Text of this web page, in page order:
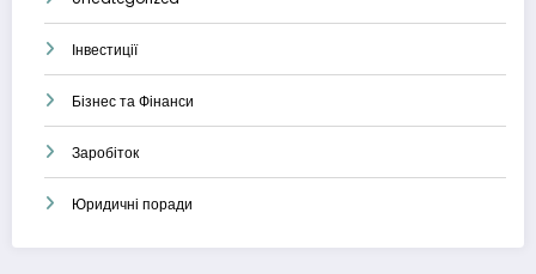
Інвестиції
Бізнес та Фінанси
Заробіток
Юридичні поради